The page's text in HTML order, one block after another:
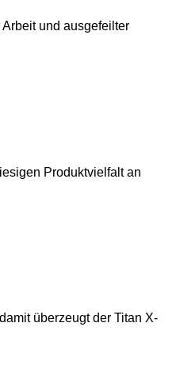
und ausgefeilter
Produktvielfalt an
überzeugt der Titan X-